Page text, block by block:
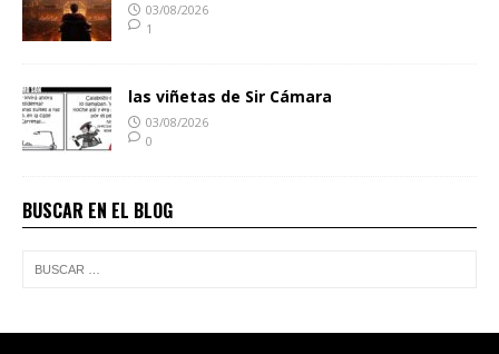
03/08/2026
1
las viñetas de Sir Cámara
03/08/2026
0
BUSCAR EN EL BLOG